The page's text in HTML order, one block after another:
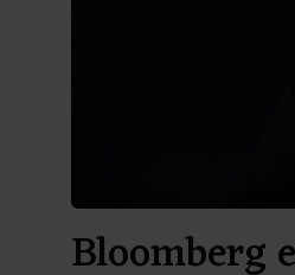
Bloomberg